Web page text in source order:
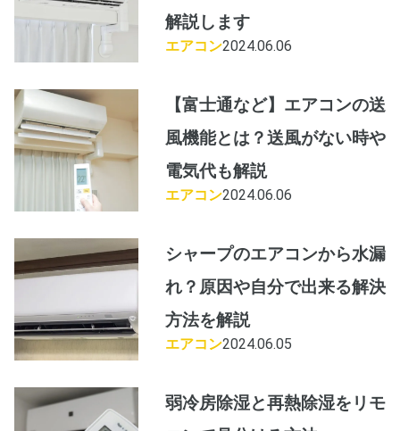
解説します
エアコン2024.06.06
【富士通など】エアコンの送
風機能とは？送風がない時や
電気代も解説
エアコン2024.06.06
シャープのエアコンから水漏
れ？原因や自分で出来る解決
方法を解説
エアコン2024.06.05
弱冷房除湿と再熱除湿をリモ